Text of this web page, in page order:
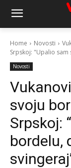
Home Novosti
Srpskoj: "Upalio sam
Novosti
svoju
Srpskoj:
bordelu,